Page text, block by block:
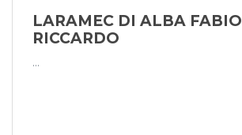
LARAMEC DI ALBA FABIO
RICCARDO
...